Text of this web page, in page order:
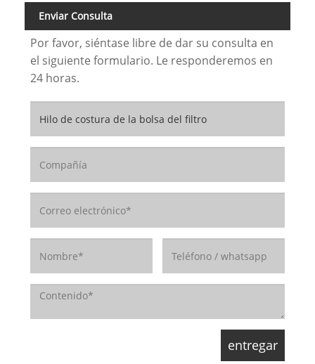
Enviar Consulta
Por favor, siéntase libre de dar su consulta en
el siguiente formulario. Le responderemos en
24 horas.